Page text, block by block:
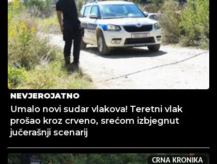
NEVJEROJATNO
Umalo novi sudar vlakova! Teretni vlak
prošao kroz crveno, srećom izbjegnut
jučerašnji scenarij
CRNA KRONIKA